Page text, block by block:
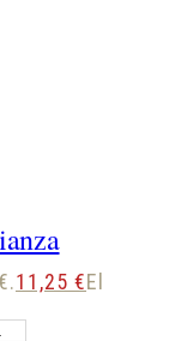
11,25 €El